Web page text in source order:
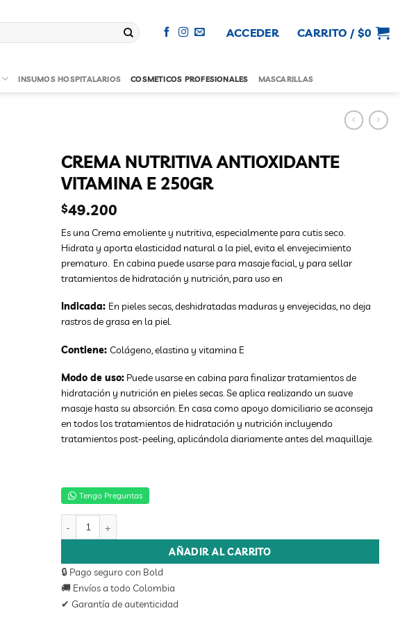
ACCEDER CARRITO /$0
INSUMOS HOSPITALARIOS COSMETICOS PROFESIONALES MASCARILLAS
CREMA NUTRITIVA ANTIOXIDANTE
VITAMINA E 250GR
$49.200
Es una Crema emoliente y nutritiva, especialmente para cutis seco.
Hidrata y aporta elasticidad natural a la piel, evita el envejecimiento
prematuro. En cabina puede usarse para masaje facial, y para sellar
tratamientos de hidratación y nutrición, para uso en
Indicada: En pieles secas, deshidratadas maduras y envejecidas, no deja
rastros de grasa en la piel.
Contiene: Colágeno, elastina y vitamina E
Modo de uso:Puede usarse en cabina para finalizar tratamientos de
hidratación y nutrición en pieles secas. Se aplica realizando un suave
masaje hasta su absorción. En casa como apoyo domiciliario se aconseja
en todos los tratamientos de hidratación y nutrición incluyendo
tratamientos post-peeling, aplicándola diariamente antes del maquillaje.
Tengo Preguntas
CREMA NUTRITIVA ANTIOXIDANTE VITAMINA E 250GR cantidad
AÑADIR AL CARRITO
🔒 Pago seguro con Bold
🚚 Envíos a todo Colombia
✔ Garantía de autenticidad